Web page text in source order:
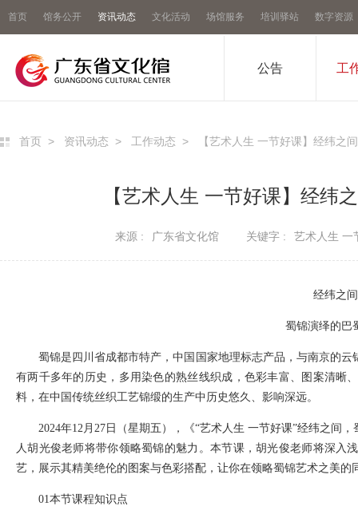
首页 馆务公开 资讯动态 文化活动 场馆服务 培训驿站 数字资源
公告 工
首页 > 资讯动态 > 工作动态 > 【艺术人生 一节好课】经纬之
【艺术人生 一节好课】经纬
来源 : 广东省文化馆 关键字 : 艺术人生 一
经纬之间
蜀锦演绎的巴
蜀锦是四川省成都市特产，中国国家地理标志产品，与南京的
有两千多年的历史，多用染色的熟丝线织成，色彩丰富、图案清晰
料，在中国传统丝织工艺锦缎的生产中历史悠久、影响深远。
2024年12月27日（星期五），《“艺术人生 一节好课”经纬之间
人胡光俊老师将带你领略蜀锦的魅力。本节课，胡光俊老师将深入
艺，展示其精美绝伦的图案与色彩搭配，让你在领略蜀锦艺术之美
01本节课程知识点